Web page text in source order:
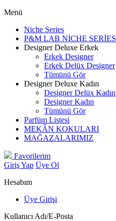
Menü
Niche Series
P&M LAB NİCHE SERİES
Designer Deluxe Erkek
Erkek Designer
Erkek Delüx Designer
Tümünü Gör
Designer Deluxe Kadın
Designer Delüx Kadın
Designer Kadın
Tümünü Gör
Parfüm Listesi
MEKÂN KOKULARI
MAĞAZALARIMIZ
Favorilerim
Giriş Yap Üye Ol
Hesabım
Üye Girişi
Kullanıcı Adı/E-Posta